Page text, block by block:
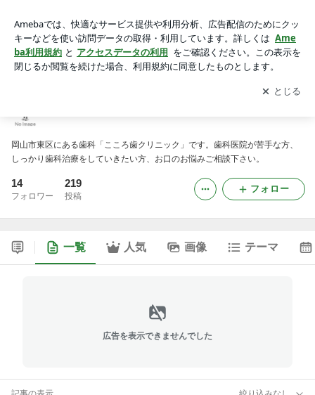
アプリをダウンロードして ブログの更新通知
を受け取りまし
ょう。
開く
岡山市東区にある歯科「こころ歯クリニック」です。歯科医院が苦手な方、
しっかり歯科治療をしていきたい方、お口のお悩みご相談下さい。
14
フォロワー
219
投稿
フォロー
一覧 人気 画像 テーマ
広告を表示できませんでした